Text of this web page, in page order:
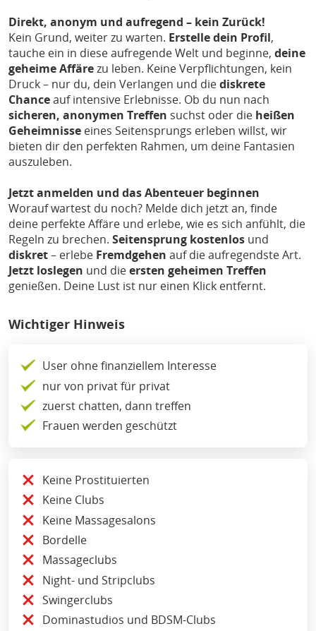
Direkt, anonym und aufregend – kein Zurück!
Kein Grund, weiter zu warten. Erstelle dein Profil,
tauche ein in diese aufregende Welt und beginne, deine
geheime Affärezu leben. Keine Verpflichtungen, kein
Druck – nur du, dein Verlangen und diediskrete
Chanceauf intensive Erlebnisse. Ob du nun nach
sicheren, anonymen Treffen suchst oder die heißen
Geheimnisse eines Seitensprungs erleben willst, wir
bieten dir den perfekten Rahmen, um deine Fantasien
auszuleben.
Jetzt anmelden und das Abenteuer beginnen
Worauf wartest du noch? Melde dich jetzt an, finde
deine perfekte Affäre und erlebe, wie es sich anfühlt, die
Regeln zu brechen. Seitensprung kostenlos und
diskret– erlebe Fremdgehen auf die aufregendste Art.
Jetzt loslegen und dieersten geheimen Treffen
genießen. Deine Lust ist nur einen Klick entfernt.
Wichtiger Hinweis
User ohne finanziellem Interesse
nur von privat für privat
zuerst chatten, dann treffen
Frauen werden geschützt
Keine Prostituierten
Keine Clubs
Keine Massagesalons
Bordelle
Massageclubs
Night- und Stripclubs
Swingerclubs
Dominastudios und BDSM-Clubs